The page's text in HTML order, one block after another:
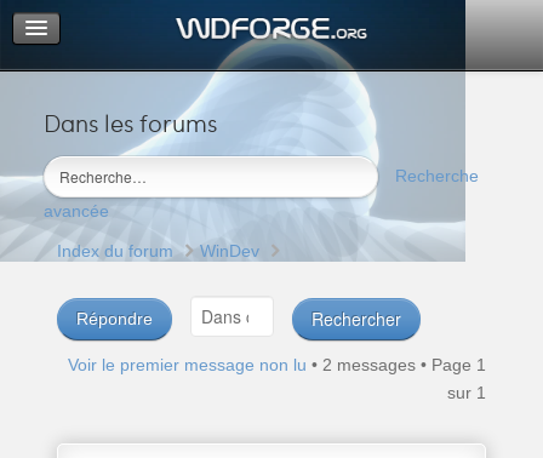
Dans les forums
Recherche
avancée
Portail
Index du forum
M’enregistrer
Connexion
Index du forum WinDev
Répondre
Voir le premier message non lu • 2 messages • Page 1
sur 1